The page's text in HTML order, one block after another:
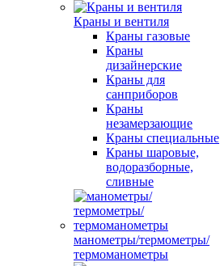
Краны и вентиля
Краны газовые
Краны
дизайнерские
Краны для
санприборов
Краны
незамерзающие
Краны специальные
Краны шаровые,
водоразборные,
сливные
манометры/термометры/
термоманометры